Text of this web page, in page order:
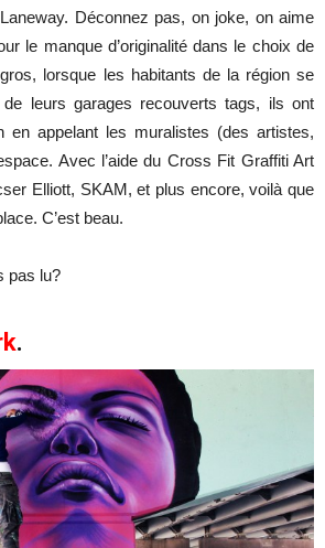
Déconnez pas, on joke, on aime
le manque d’originalité dans le choix de
lorsque les habitants de la région se
leurs garages recouverts tags, ils ont
en appelant les muralistes (des artistes,
Avec l’aide du Cross Fit Graffiti Art
Elliott, SKAM, et plus encore, voilà que
C’est beau.
pas lu?
.